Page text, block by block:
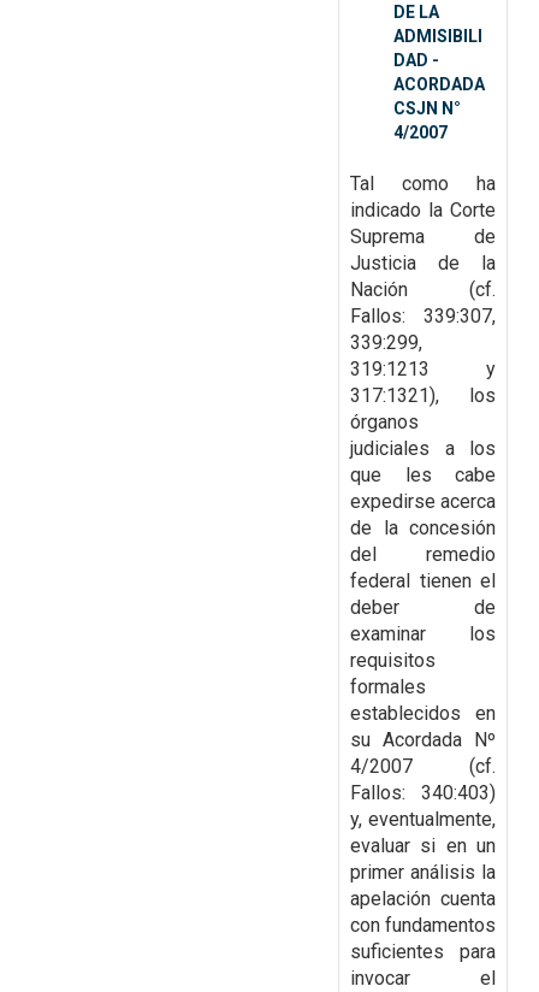
DE LA
ADMISIBILI
DAD -
ACORDADA
CSJN N°
4/2007
Tal como ha
indicado la Corte
Suprema de
Justicia de la
Nación (cf.
Fallos: 339:307,
339:299,
319:1213 y
317:1321), los
órganos
judiciales a los
que les cabe
expedirse acerca
de la concesión
del remedio
federal tienen el
deber de
examinar los
requisitos
formales
establecidos en
su Acordada Nº
4/2007 (cf.
Fallos: 340:403)
y, eventualmente,
evaluar si en un
primer análisis la
apelación cuenta
con fundamentos
suficientes para
invocar el